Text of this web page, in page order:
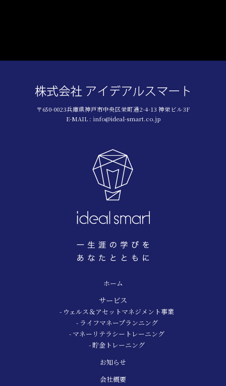
〒650-0023兵庫県神戸市中央区栄町通2-4-13 神栄ビル3F
E-MAIL : info@ideal-smart.co.jp
ホーム
サービス
- ウェルス＆アセットマネジメント事業
- ライフマネープランニング
- マネーリテラシートレーニング
- 貯金トレーニング
お知らせ
会社概要